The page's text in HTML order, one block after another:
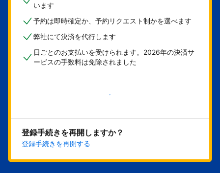
います
予約は即時確定か、予約リクエスト制かを選べます
弊社にて決済を代行します
日ごとのお支払いを受けられます。2026年の決済サ
ービスの手数料は免除されました
今すぐ始める
登録手続きを再開しますか？
登録手続きを再開する